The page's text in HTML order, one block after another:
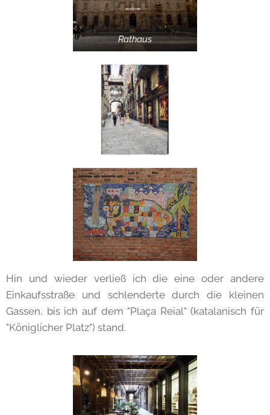
Rathaus
Hin und wieder verließ ich die eine oder andere
Einkaufsstraße und schlenderte durch die kleinen
Gassen, bis ich auf dem "Plaça Reial" (katalanisch für
"Königlicher Platz") stand.